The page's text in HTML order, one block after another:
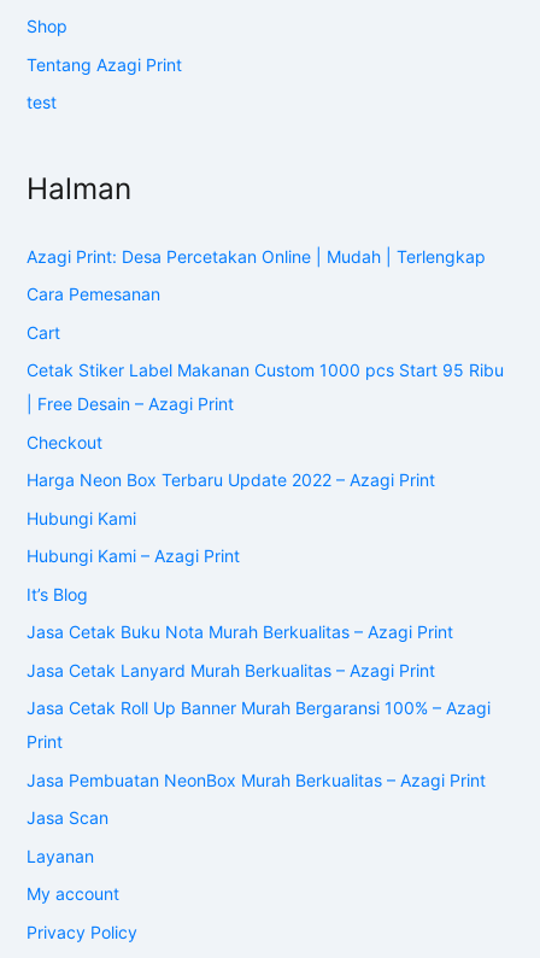
Shop
Tentang Azagi Print
test
Halman
Azagi Print: Desa Percetakan Online | Mudah | Terlengkap
Cara Pemesanan
Cart
Cetak Stiker Label Makanan Custom 1000 pcs Start 95 Ribu
| Free Desain – Azagi Print
Checkout
Harga Neon Box Terbaru Update 2022 – Azagi Print
Hubungi Kami
Hubungi Kami – Azagi Print
It’s Blog
Jasa Cetak Buku Nota Murah Berkualitas – Azagi Print
Jasa Cetak Lanyard Murah Berkualitas – Azagi Print
Jasa Cetak Roll Up Banner Murah Bergaransi 100% – Azagi
Print
Jasa Pembuatan NeonBox Murah Berkualitas – Azagi Print
Jasa Scan
Layanan
My account
Privacy Policy